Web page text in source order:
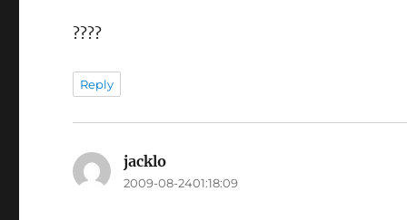
????
Reply
jacklo
示:
2009-08-2401:18:09